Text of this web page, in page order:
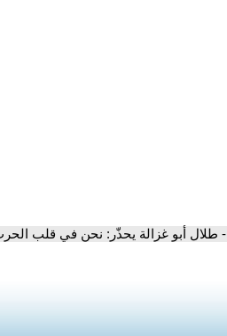
- طلال أبو غزالة يحذّر: نحن في قلب